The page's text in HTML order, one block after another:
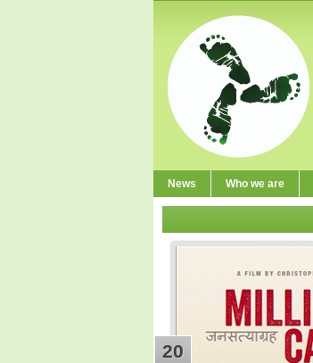
News Who we are
20